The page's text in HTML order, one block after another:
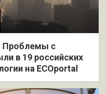
Проблемы с
в 19 российских
на ECOportal